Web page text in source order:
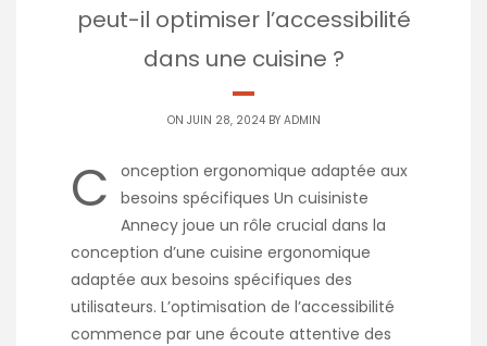
peut-il optimiser l’accessibilité
dans une cuisine ?
ON JUIN 28, 2024 BY ADMIN
C
onception ergonomique adaptée aux
besoins spécifiques Un cuisiniste
Annecy joue un rôle crucial dans la
conception d’une cuisine ergonomique
adaptée aux besoins spécifiques des
utilisateurs. L’optimisation de l’accessibilité
commence par une écoute attentive des